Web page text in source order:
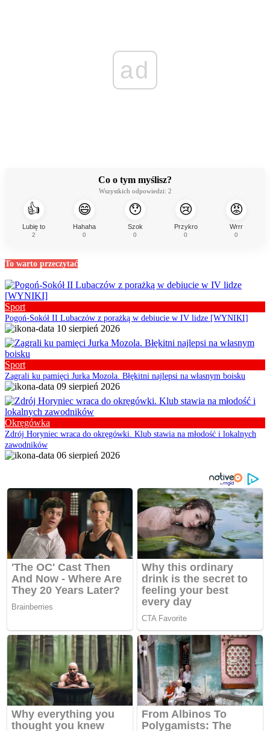
ad
Co o tym myślisz?
Wszystkich odpowiedzi: 2
👍
Lubię to
2
😄
Hahaha
0
😯
Szok
0
😢
Przykro
0
😡
Wrrr
0
To warto przeczytać
Sport
Pogoń-Sokół II Lubaczów z porażką w debiucie w IV lidze [WYNIKI]
10 sierpień 2026
Sport
Zagrali ku pamięci Jurka Mozola. Błękitni najlepsi na własnym boisku
09 sierpień 2026
Okręgówka
Zdrój Horyniec wraca do okręgówki. Klub stawia na młodość i lokalnych
zawodników
06 sierpień 2026